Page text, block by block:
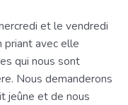
et le vendredi
priant avec elle
qui nous sont
Nous demanderons
jeûne et de nous